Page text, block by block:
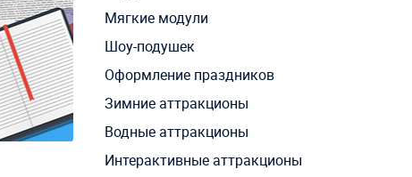
Мягкие модули
Шоу-подушек
Оформление праздников
Зимние аттракционы
Водные аттракционы
Интерактивные аттракционы